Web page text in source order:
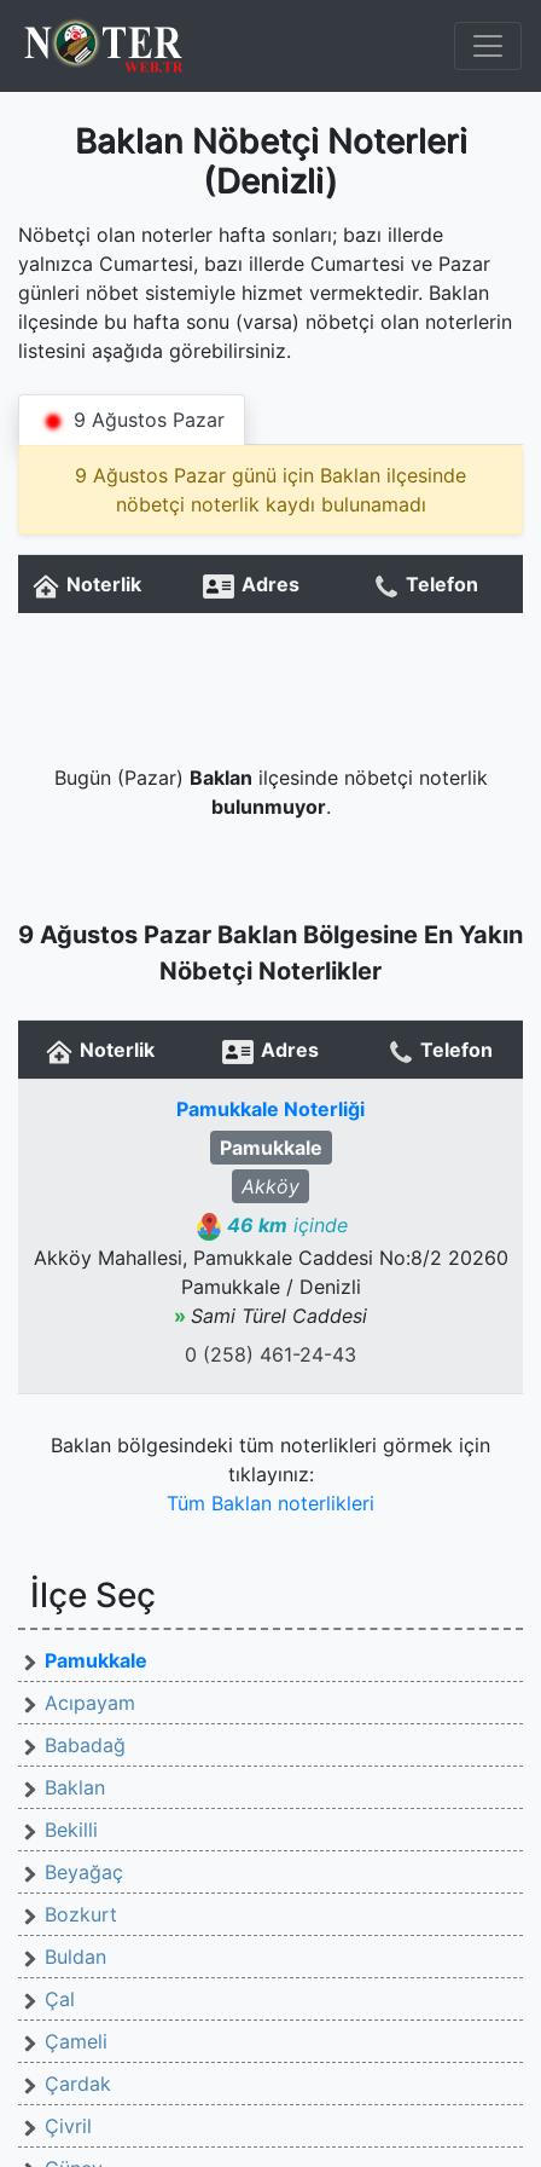
Baklan Nöbetçi Noterleri
(Denizli)
Nöbetçi olan noterler hafta sonları; bazı illerde
yalnızca Cumartesi, bazı illerde Cumartesi ve Pazar
günleri nöbet sistemiyle hizmet vermektedir. Baklan
ilçesinde bu hafta sonu (varsa) nöbetçi olan noterlerin
listesini aşağıda görebilirsiniz.
9 Ağustos Pazar
9 Ağustos Pazar günü için Baklan ilçesinde
nöbetçi noterlik kaydı bulunamadı
Noterlik Adres Telefon
Bugün (Pazar) Baklan ilçesinde nöbetçi noterlik
bulunmuyor.
9 Ağustos Pazar Baklan Bölgesine En Yakın
Nöbetçi Noterlikler
Noterlik Adres Telefon
Pamukkale Noterliği
Pamukkale
Akköy
46 km içinde
Akköy Mahallesi, Pamukkale Caddesi No:8/2 20260
Pamukkale / Denizli
» Sami Türel Caddesi
0 (258) 461-24-43
Baklan bölgesindeki tüm noterlikleri görmek için
tıklayınız:
Tüm Baklan noterlikleri
İlçe Seç
Pamukkale
Acıpayam
Babadağ
Baklan
Bekilli
Beyağaç
Bozkurt
Buldan
Çal
Çameli
Çardak
Çivril